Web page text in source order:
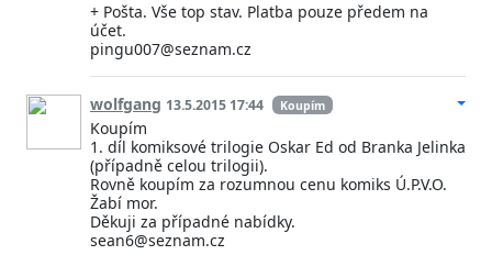
+ Pošta. Vše top stav. Platba pouze předem na
účet.
pingu007@seznam.cz
wolfgang 13.5.2015 17:44 Koupím
Koupím
1. díl komiksové trilogie Oskar Ed od Branka Jelinka
(případně celou trilogii).
Rovně koupím za rozumnou cenu komiks Ú.P.V.O.
Žabí mor.
Děkuji za případné nabídky.
sean6@seznam.cz